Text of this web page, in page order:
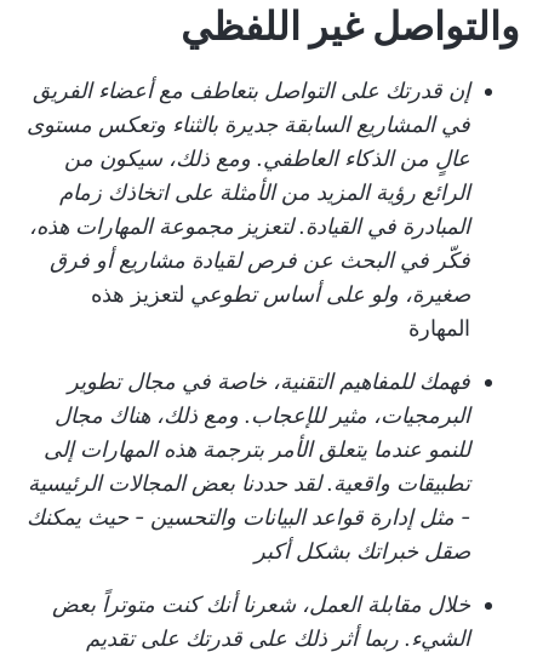
والتواصل غير اللفظي
إن قدرتك على التواصل بتعاطف مع أعضاء الفريق
في المشاريع السابقة جديرة بالثناء وتعكس مستوى
عالٍ من الذكاء العاطفي. ومع ذلك، سيكون من
الرائع رؤية المزيد من الأمثلة على اتخاذك زمام
المبادرة في القيادة. لتعزيز مجموعة المهارات هذه،
فكّر في البحث عن فرص لقيادة مشاريع أو فرق
صغيرة، ولو على أساس تطوعي لتعزيز هذه
المهارة
فهمك للمفاهيم التقنية، خاصة في مجال تطوير
البرمجيات، مثير للإعجاب. ومع ذلك، هناك مجال
للنمو عندما يتعلق الأمر بترجمة هذه المهارات إلى
تطبيقات واقعية. لقد حددنا بعض المجالات الرئيسية
- مثل إدارة قواعد البيانات والتحسين - حيث يمكنك
صقل خبراتك بشكل أكبر
خلال مقابلة العمل، شعرنا أنك كنت متوتراً بعض
الشيء. ربما أثر ذلك على قدرتك على تقديم